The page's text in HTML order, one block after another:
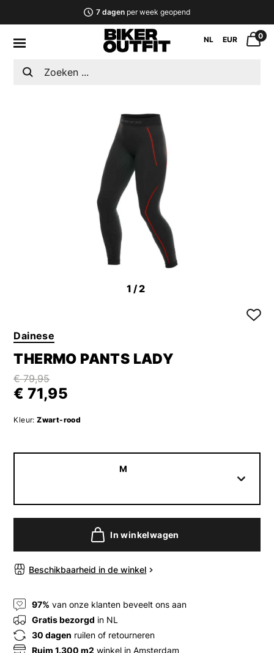
7 dagenper week geopend
NL EUR 0
1/2
Dainese
THERMO PANTS LADY
€ 79,95
€ 71,95
Kleur: Zwart-rood
M
In winkelwagen
Beschikbaarheid in de winkel
97% van onze klanten beveelt ons aan
Gratis bezorgd in NL
30 dagen ruilen of retourneren
Ruim 1.300 m2 winkel in Amsterdam